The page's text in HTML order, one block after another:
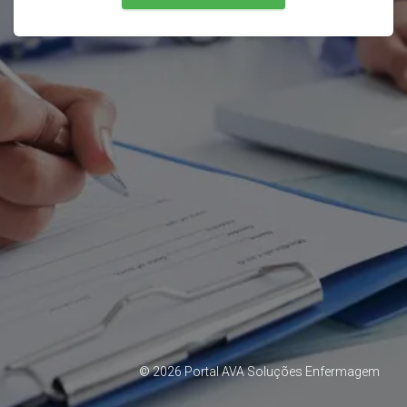
©2026Portal AVA Soluções Enfermagem